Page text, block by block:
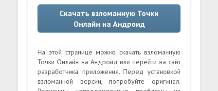
Скачать взломанную Точки
Онлайн на Андроид
На этой странице можно скачать взломанную
Точки Онлайн на Андроид или перейти на сайт
разработчика приложения. Перед установкой
взломанной версии, попробуйте оригинал.